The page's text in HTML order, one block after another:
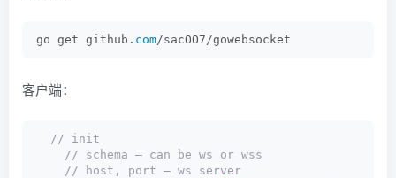
go get github. com/sacOO7/gowebsocket
客户端：
// init
// schema – can be ws or wss
// host, port – ws server